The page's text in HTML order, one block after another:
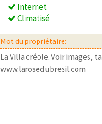
Internet
Climatisé
Mot du propriétaire:
La Villa créole. Voir images,
www.larosedubresil.com